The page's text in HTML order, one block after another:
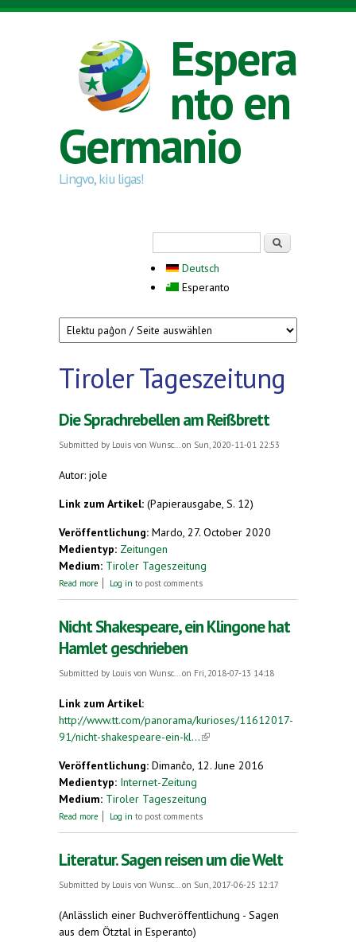
Skip to main content
Espera
nto en
Germanio
Lingvo, kiu ligas!
Deutsch
Esperanto
Tiroler Tageszeitung
Die Sprachrebellen am Reißbrett
Submitted by Louis von Wunsc... on Sun, 2020-11-01 22:53
Autor: jole
Link zum Artikel: (Papierausgabe, S. 12)
Veröffentlichung: Mardo, 27. October 2020
Medientyp: Zeitungen
Medium: Tiroler Tageszeitung
Read more about Die Sprachrebellen am Reißbrett
Log in to post comments
Nicht Shakespeare, ein Klingone hat
Hamlet geschrieben
Submitted by Louis von Wunsc... on Fri, 2018-07-13 14:18
Link zum Artikel:
http://www.tt.com/panorama/kurioses/11612017-
91/nicht-shakespeare-ein-kl...(link is external)
Veröffentlichung: Dimanĉo, 12. June 2016
Medientyp: Internet-Zeitung
Medium: Tiroler Tageszeitung
Read more about Nicht Shakespeare, ein Klingone hat Hamlet
Log in to post comments
Literatur. Sagen reisen um die Welt
Submitted by Louis von Wunsc... on Sun, 2017-06-25 12:17
(Anlässlich einer Buchveröffentlichung - Sagen
aus dem Ötztal in Esperanto)